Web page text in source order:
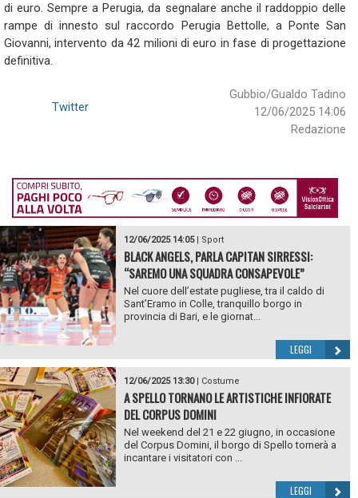
di euro. Sempre a Perugia, da segnalare anche il raddoppio delle
rampe di innesto sul raccordo Perugia Bettolle, a Ponte San
Giovanni, intervento da 42 milioni di euro in fase di progettazione
definitiva.
Gubbio/Gualdo Tadino
12/06/2025 14:06
Redazione
Twitter
12/06/2025 14:05| Sport
BLACK ANGELS, PARLA CAPITAN SIRRESSI:
“SAREMO UNA SQUADRA CONSAPEVOLE”
Nel cuore dell’estate pugliese, tra il caldo di
Sant’Eramo in Colle, tranquillo borgo in
provincia di Bari, e le giornat...
LEGGI
12/06/2025 13:30| Costume
A SPELLO TORNANO LE ARTISTICHE INFIORATE
DEL CORPUS DOMINI
Nel weekend del 21 e 22 giugno, in occasione
del Corpus Domini, il borgo di Spello tornerà a
incantare i visitatori con ...
LEGGI